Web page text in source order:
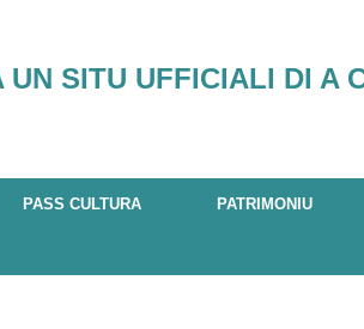
UN SITU UFFICIALI DI A
PASS CULTURA PATRIMONIU